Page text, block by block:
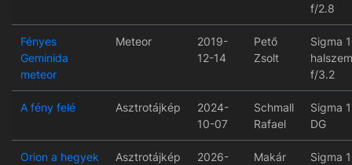
f/2.8
Fényes
Geminida
meteor
Meteor
2019-
12-14
Pető
Zsolt
Sigma
f/3.2
A fény felé Asztrotájkép
2024-
10-07
Schmall
Rafael
Sigma
DG
Orion a hegyek
Asztrotájkép
2026-
Makár
Sigma